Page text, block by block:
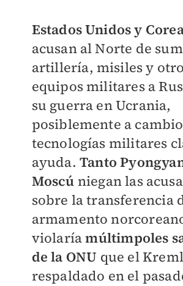
Estados Unidos y
acusan al Norte de
artillería, misiles y
equipos militares a
su guerra en Ucrania,
posiblemente a
tecnologías militares
ayuda. Tanto
Moscú niegan las
sobre la transferencia
armamento
violaríamúltimpoles
de la ONU que el
respaldado en el